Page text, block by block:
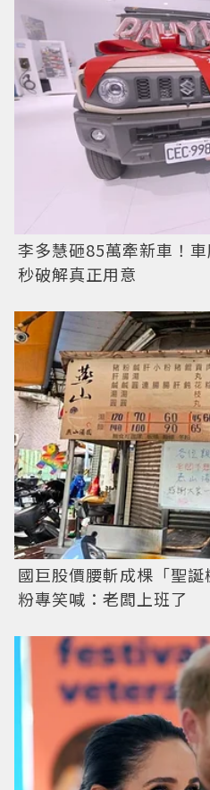
李多慧砸85萬牽新車！
秒破解真正用意
國巨股價腰斬成棵「聖
粉專笑喊：老闆上班了